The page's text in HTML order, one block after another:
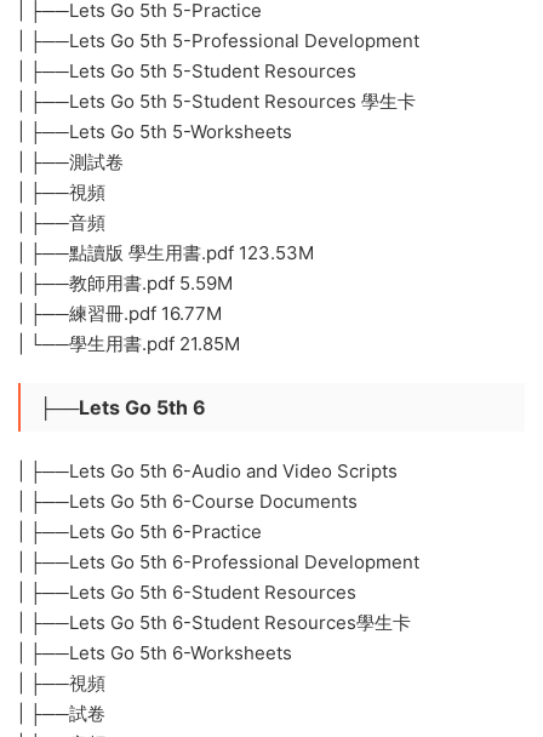
| ├──Lets Go 5th 5-Practice
| ├──Lets Go 5th 5-Professional Development
| ├──Lets Go 5th 5-Student Resources
| ├──Lets Go 5th 5-Student Resources 學生卡
| ├──Lets Go 5th 5-Worksheets
| ├──測試卷
| ├──視頻
| ├──音頻
| ├──點讀版 學生用書.pdf 123.53M
| ├──教師用書.pdf 5.59M
| ├──練習冊.pdf 16.77M
| └──學生用書.pdf 21.85M
├──Lets Go 5th 6
| ├──Lets Go 5th 6-Audio and Video Scripts
| ├──Lets Go 5th 6-Course Documents
| ├──Lets Go 5th 6-Practice
| ├──Lets Go 5th 6-Professional Development
| ├──Lets Go 5th 6-Student Resources
| ├──Lets Go 5th 6-Student Resources學生卡
| ├──Lets Go 5th 6-Worksheets
| ├──視頻
| ├──試卷